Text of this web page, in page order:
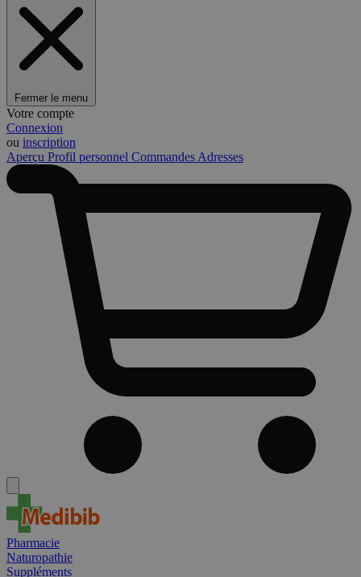
Fermer le menu
Votre compte
Connexion
ou inscription
Aperçu Profil personnel Commandes Adresses
Pharmacie
Naturopathie
Suppléments